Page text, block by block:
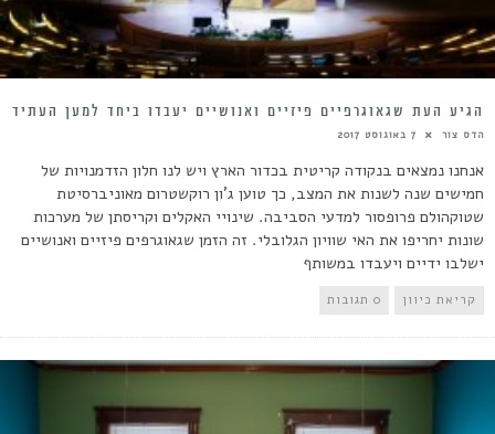
הגיע העת שגאוגרפיים פיזיים ואנושיים יעבדו ביחד למען העתיד
הדס צור 7 באוגוסט 2017
אנחנו נמצאים בנקודה קריטית בכדור הארץ ויש לנו חלון הזדמנויות של
חמישים שנה לשנות את המצב, כך טוען ג'ון רוקשטרום מאוניברסיטת
שטוקהולם פרופסור למדעי הסביבה. שינויי האקלים וקריסתן של מערכות
שונות יחריפו את האי שוויון הגלובלי. זה הזמן שגאוגרפים פיזיים ואנושיים
ישלבו ידיים ויעבדו במשותף
קריאת כיוון 0 תגובות